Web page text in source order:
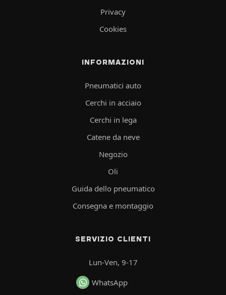
Privacy
Cookies
INFORMAZIONI
Pneumatici auto
Cerchi in acciaio
Cerchi in lega
Catene da neve
Negozio
Oli
Guida dello pneumatico
Consegna e montaggio
SERVIZIO CLIENTI
Lun-Ven, 9-17
WhatsApp